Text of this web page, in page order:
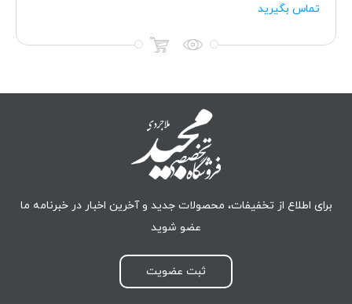
تماس بگیرید
برای اطلاع از تخفیفات، محصولات جدید و آخرین اخبار در خبرنامه ما
عضو شوید
ثبت عضویت